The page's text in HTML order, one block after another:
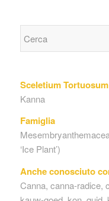
Sceletium
Kanna
Famiglia
‘Ice Plant’)
Anche conosciuto
Canna, canna-radice,